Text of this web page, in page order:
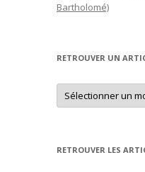
Bartholomé)
RETROUVER UN
Retrouver
un
article
RETROUVER LES